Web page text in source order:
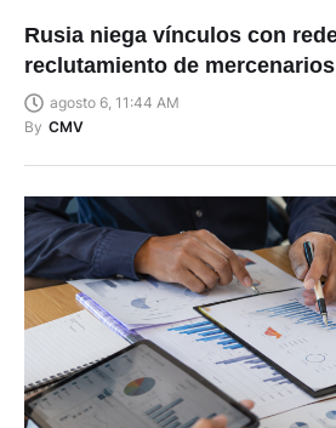
Rusia niega vínculos con
reclutamiento de
agosto 6, 11:44 AM
By CMV